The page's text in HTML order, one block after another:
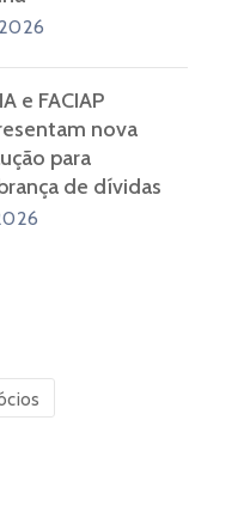
e FACIAP
nova
para
de dívidas